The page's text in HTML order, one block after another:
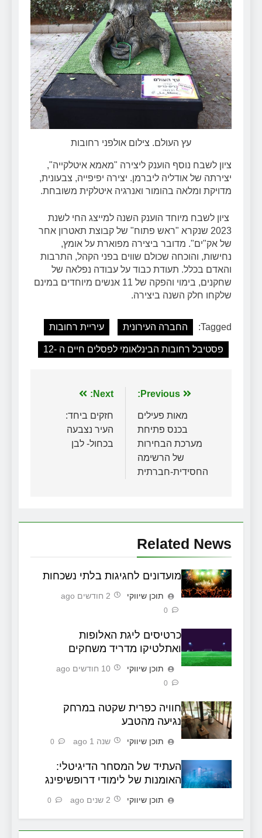
עץ העולם. צילום אולפני רחובות
ציון לשבח נוסף הוענק ליצירה "מאמא איטלקייה",
יצירתה של אודליה ליברמן. יצירה יפיפייה, צבעונית,
מדויקת ומלאה בהומור ואנרגיה איטלקית משובחת.
‏ציון לשבח מיוחד הוענק השנה למייצג החי לשנת
2023 שנקרא "ראש פתוח" של קבוצת תאטרון אחר
של אק"ים". מדובר ביצירה מפוארת על אומץ,
נחישות, והוכחה שכולם שווים בפני הקהל, התרבות
והאדם בכלל. תעודת כבוד על עבודה נפלאה של
שחקנים, בימוי והפקה של 11 אנשים מיוחדים במינם
שלקחו חלק השנה ביצירה.
Tagged: החברה העירונית עיריית רחובות
פסטיבל רחובות הבינלאומי לפסלים חיים ה -12
Previous:
מאות פעילים
בכנס פתיחת
מערכת הבחירות
של הרשימה
החסידית-חברתית
Next:
חזקים ביחד:
העיר נצבעה
בכחול- לבן
Related News
מועדונים לחגיגות בלתי נשכחות
תוכן שיווקי 2 חודשים ago
0
כרטיסים ליגת האלופות
ואתלטיקו מדריד משחקים
תוכן שיווקי 10 חודשים ago
0
חוויה כפרית שקטה במרחק
נגיעה מהטבע
תוכן שיווקי שנה 1 ago 0
העתיד של המסחר הדיגיטלי:
האומנות של לימודי דרופשיפינג
תוכן שיווקי 2 שנים ago 0